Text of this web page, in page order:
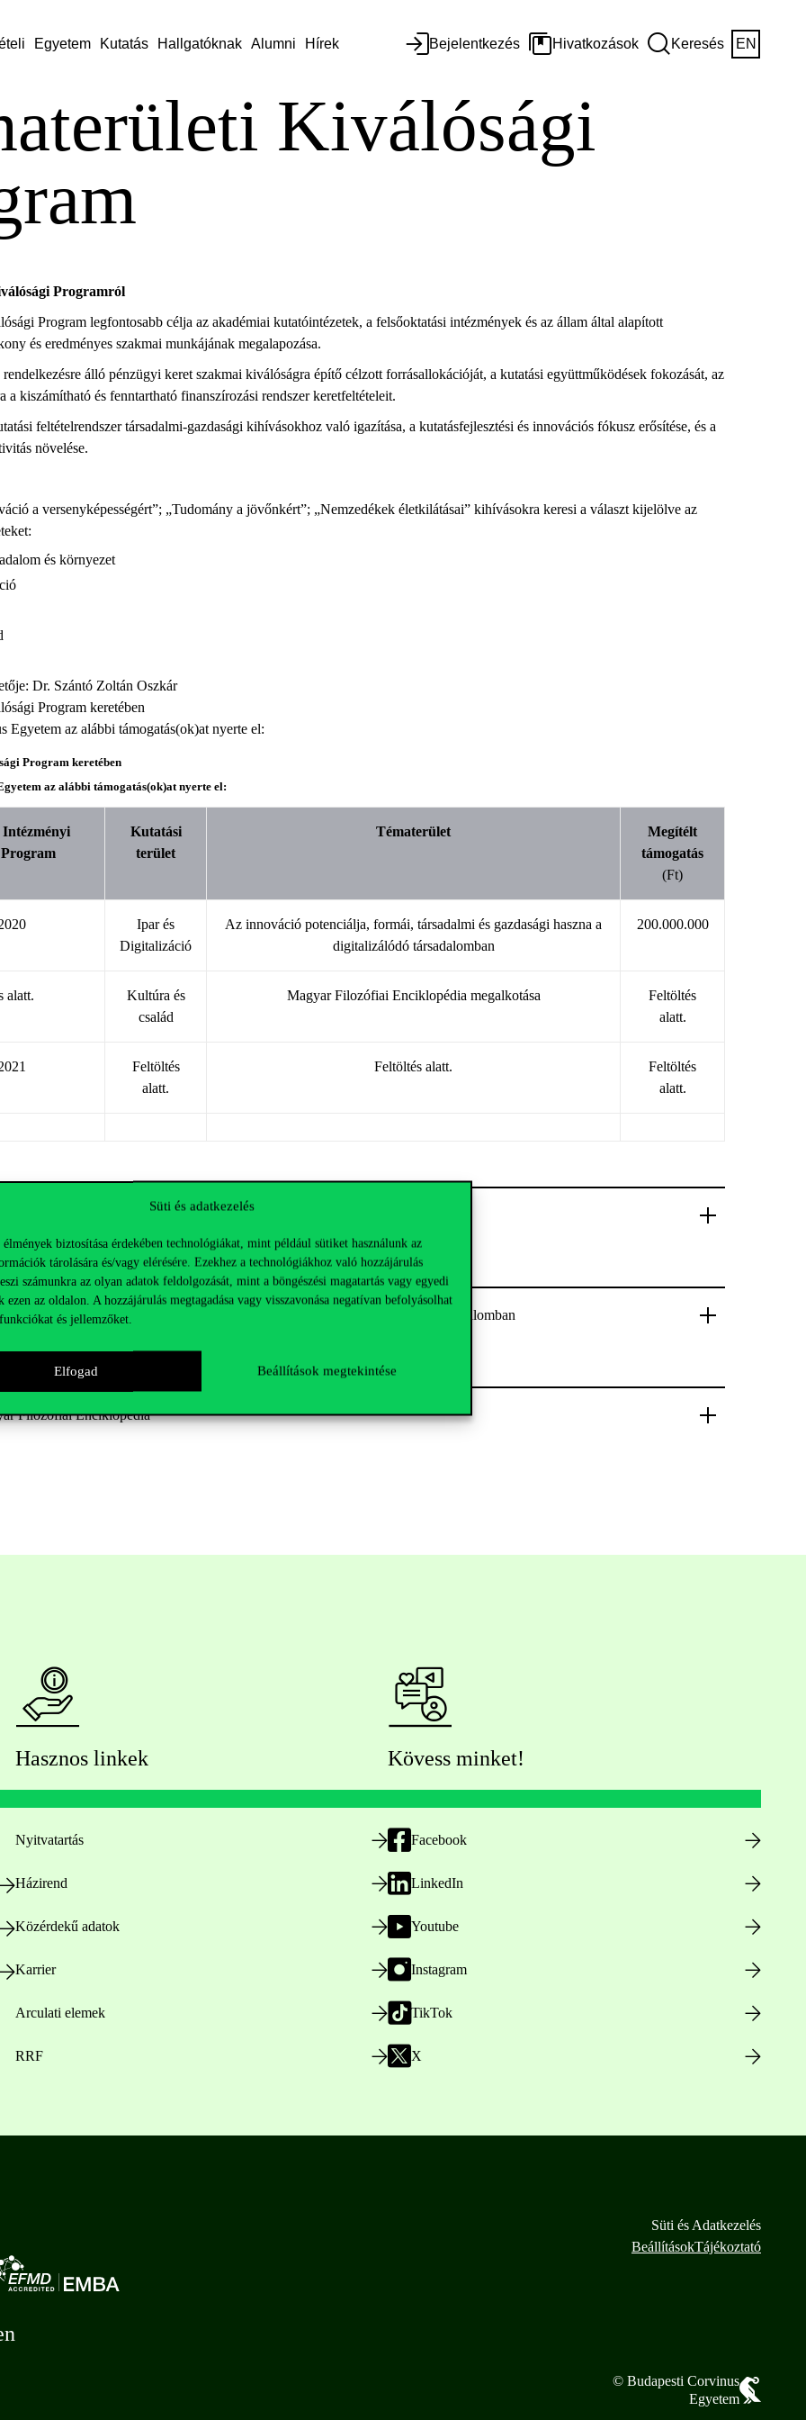
Süti és adatkezelés
biztosítása érdekében technológiákat, mint például sütiket használunk az
tárolására és/vagy elérésére. Ezekhez a technológiákhoz való hozzájárulás
számunkra az olyan adatok feldolgozását, mint a böngészési magatartás vagy egyedi
ezen az oldalon. A hozzájárulás megtagadása vagy visszavonása negatívan befolyásolhat
és jellemzőket.
Elfogad Beállítások megtekintése
Egyetem Kutatás Hallgatóknak Alumni Hírek Bejelentkezés Hivatkozások Keresés EN
Kiválósági
Programról
Program legfontosabb célja az akadémiai kutatóintézetek, a felsőoktatási intézmények és az állam által alapított
és eredményes szakmai munkájának megalapozása.
álló pénzügyi keret szakmai kiválóságra építő célzott forrásallokációját, a kutatási együttműködések fokozását, az
a kiszámítható és fenntartható finanszírozási rendszer keretfeltételeit.
feltételrendszer társadalmi-gazdasági kihívásokhoz való igazítása, a kutatásfejlesztési és innovációs fókusz erősítése, és a
növelése.
a versenyképességért”; „Tudomány a jövőnkért”; „Nemzedékek életkilátásai” kihívásokra keresi a választ kijelölve az
és környezet
Dr. Szántó Zoltán Oszkár
Program keretében
Egyetem az alábbi támogatás(ok)at nyerte el:
Program keretében
az alábbi támogatás(ok)at nyerte el:
Intézményi
Kutatási
terület
Tématerület
Megítélt
támogatás
(Ft)
Ipar és
Digitalizáció
Az innováció potenciálja, formái, társadalmi és gazdasági haszna a
digitalizálódó társadalomban
200.000.000
alatt.
Kultúra és
család
Magyar Filozófiai Enciklopédia megalkotása
Feltöltés
alatt.
Feltöltés
alatt.
Feltöltés alatt.
Feltöltés
alatt.
potenciálja, formái, társadalmi és gazdasági haszna a digitalizálódó társadalomban
Filozófiai Enciklopédia
Hasznos linkek
Nyitvatartás
Házirend
Közérdekű adatok
Karrier
Arculati elemek
RRF
Kövess minket!
Facebook
LinkedIn
Youtube
Instagram
TikTok
X
Süti és Adatkezelés
BeállításokTájékoztató
© Budapesti Corvinus
Egyetem